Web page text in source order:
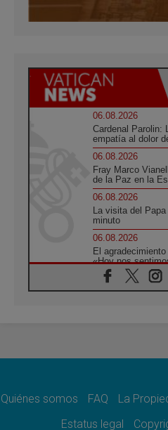
06.08.2026
Cardenal Parolin:
empatía al dolor
06.08.2026
Fray Marco
de la Paz en la
06.08.2026
La visita del
minuto
06.08.2026
El
«Hoy nos
06.08.2026
Líbano:
paz
Sturla: La visita
Quiénes somos FAQ La
Estatus legal